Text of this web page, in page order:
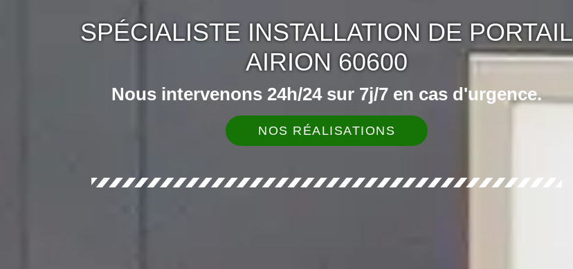
SPÉCIALISTE INSTALLATION DE PORTAIL
AIRION 60600
Nous intervenons 24h/24 sur 7j/7 en cas d'urgence.
NOS RÉALISATIONS